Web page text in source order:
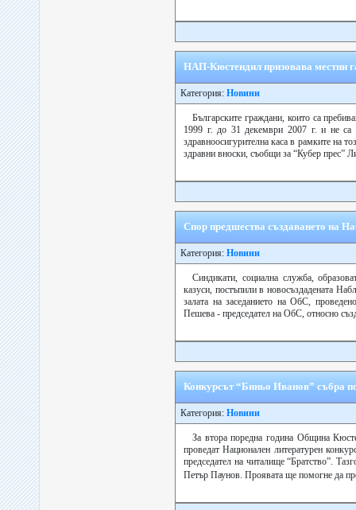
НАП-Кюстендил призовава местни
Категория: Новини
Българските граждани, които са
1999 г. до 31 декември 2007 г. и не са
здравноосигурителна каса в рамките на
здравни вноски, съобщи за “Кубер прес”
Спор предшества създаването на
Категория: Новини
Синдикати, социална служба,
казуси, постъпили в новосъздадената
залата на заседанието на ОбС,
Пешева - председател на ОбС, относно
Конкурсът “Биньо Иванов” събра
Категория: Новини
За втора поредна година Община
проведат Национален литературен
председател на читалище “Братство”.
Петър Паунов. Проявата ще помогне да